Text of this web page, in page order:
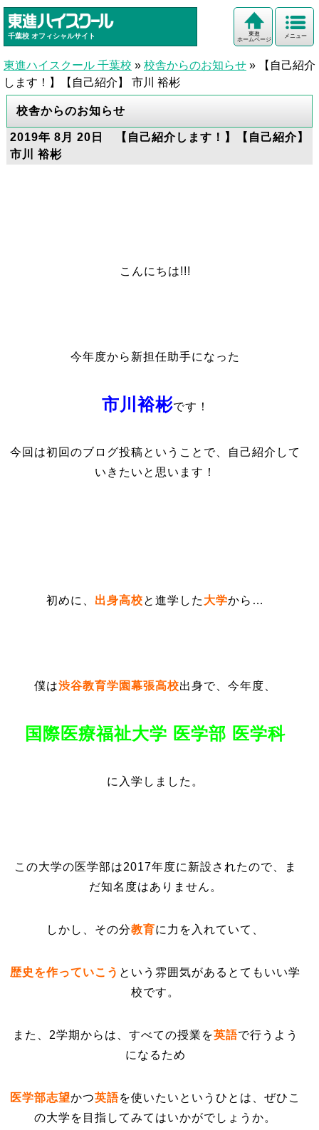
千葉校 オフィシャルサイト メニュー
東進
ホームページ
東進ハイスクール 千葉校 » 校舎からのお知らせ »
【自己紹介
します！】【自己紹介】 市川 裕彬
校舎からのお知らせ
2019年 8月 20日 【自己紹介します！】【自己紹介】
市川 裕彬
こんにちは!!!
今年度から新担任助手になった
市川裕彬です！
今回は初回のブログ投稿ということで、自己紹介して
いきたいと思います！
初めに、 出身高校と進学した 大学から…
僕は渋谷教育学園幕張高校出身で、今年度、
国際医療福祉大学 医学部 医学科
に入学しました。
この大学の医学部は2017年度に新設されたので、ま
だ知名度はありません。
しかし、その分教育に力を入れていて、
歴史を作っていこう という雰囲気があるとてもいい学
校です。
また、2学期からは、すべての授業を英語で行うよう
になるため
医学部志望かつ英語を使いたいというひとは、ぜひこ
の大学を目指してみてはいかがでしょうか。